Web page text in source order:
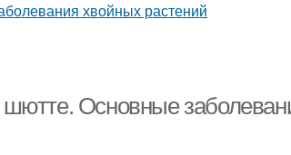
шютте. Основные